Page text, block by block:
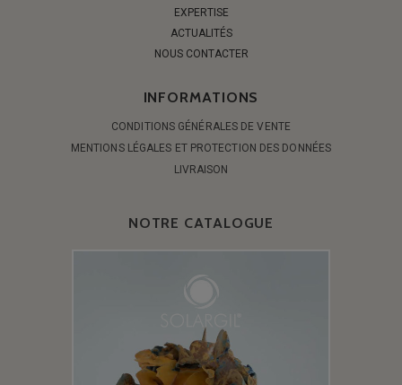
EXPERTISE
ACTUALITÉS
NOUS CONTACTER
INFORMATIONS
CONDITIONS GÉNÉRALES DE VENTE
MENTIONS LÉGALES ET PROTECTION DES DONNÉES
LIVRAISON
NOTRE CATALOGUE